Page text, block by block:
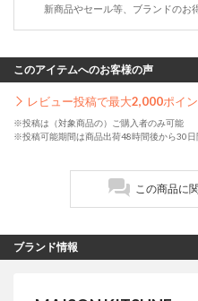
新商品やセール等、ブランドのお
このアイテムへのお客様の声
レビュー投稿で最大2,000ポイ
※投稿は（対象商品の）ご購入者のみ可能
※投稿可能期間は商品出荷48時間後から30日
この商品に
ブランド情報